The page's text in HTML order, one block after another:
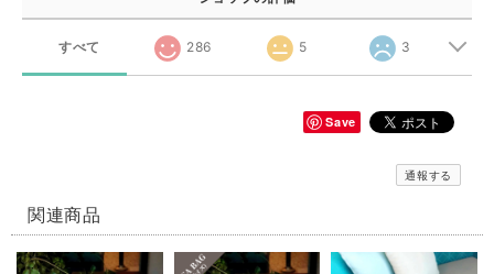
すべて 286 5 3
Save
通報する
関連商品